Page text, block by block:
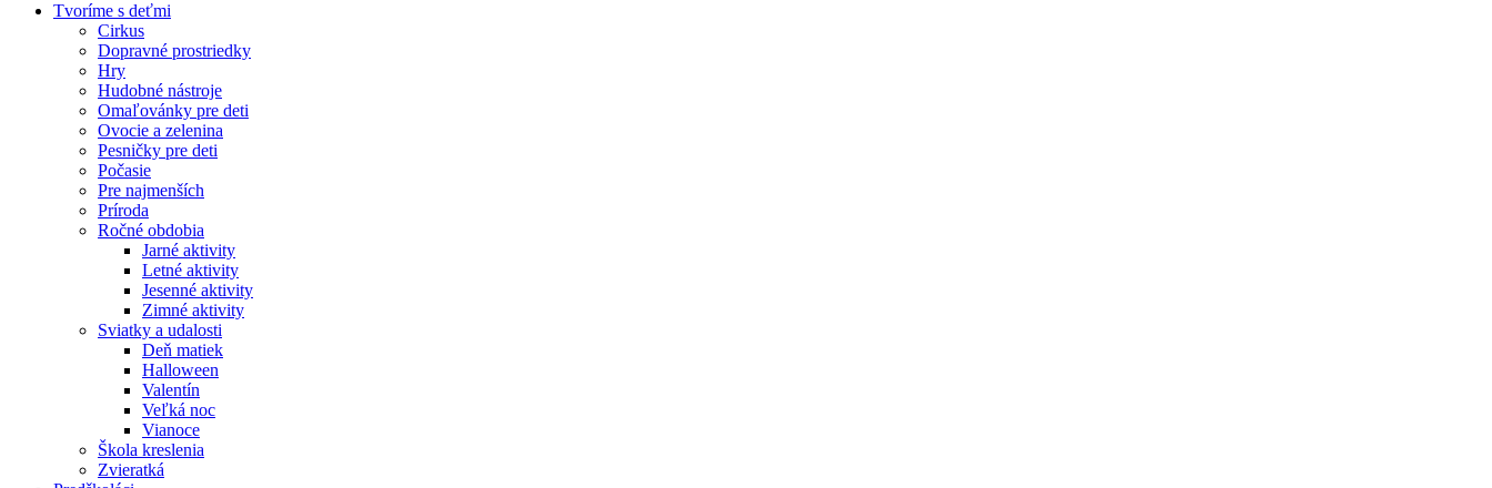
Tvoríme s deťmi
Cirkus
Dopravné prostriedky
Hry
Hudobné nástroje
Omaľovánky pre deti
Ovocie a zelenina
Pesničky pre deti
Počasie
Pre najmenších
Príroda
Ročné obdobia
Jarné aktivity
Letné aktivity
Jesenné aktivity
Zimné aktivity
Sviatky a udalosti
Deň matiek
Halloween
Valentín
Veľká noc
Vianoce
Škola kreslenia
Zvieratká